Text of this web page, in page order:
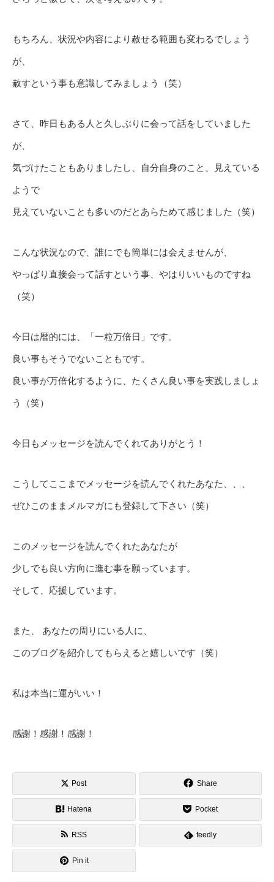
もちろん、状況や内容により赦せる範囲も変わるでしょう
が、
赦すという事も意識してみましょう（笑）
さて、昨日もある人と久しぶりに会って話をしていました
が、
気づけたこともありましたし、自分自身のこと、見えている
ようで
見えていないことも多いのだとあらためて感じました（笑）
こんな状況なので、誰にでも簡単には会えませんが、
やっぱり直接会って話すという事、やはりいいものですね
（笑）
今日は暦的には、「一粒万倍日」です。
良い事もそうでないこともです。
良い事が万倍化するように、たくさん良い事を実践しましょ
う（笑）
今日もメッセージを読んでくれてありがとう！
こうしてここまでメッセージを読んでくれたあなた、、、
ぜひこのままメルマガにも登録して下さい（笑）
このメッセージを読んでくれたあなたが
少しでも良い方向に進む事を願っています。
そして、応援しています。
また、 あなたの周りにいる人に、
このブログを紹介してもらえると嬉しいです（笑）
私は本当に運がいい！
感謝！感謝！感謝！
Post Share
Hatena Pocket
RSS feedly
Pin it